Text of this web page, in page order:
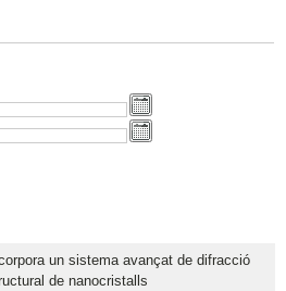
un sistema avançat de difracció
de nanocristalls